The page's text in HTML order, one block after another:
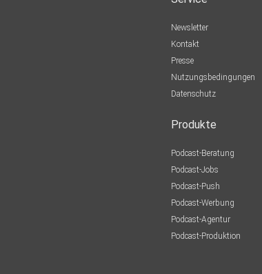
Newsletter
Kontakt
Presse
Nutzungsbedingungen
Datenschutz
Produkte
Podcast-Beratung
Podcast-Jobs
Podcast-Push
Podcast-Werbung
Podcast-Agentur
Podcast-Produktion